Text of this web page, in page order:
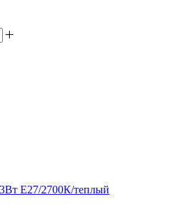
Е27/2700К/теплый